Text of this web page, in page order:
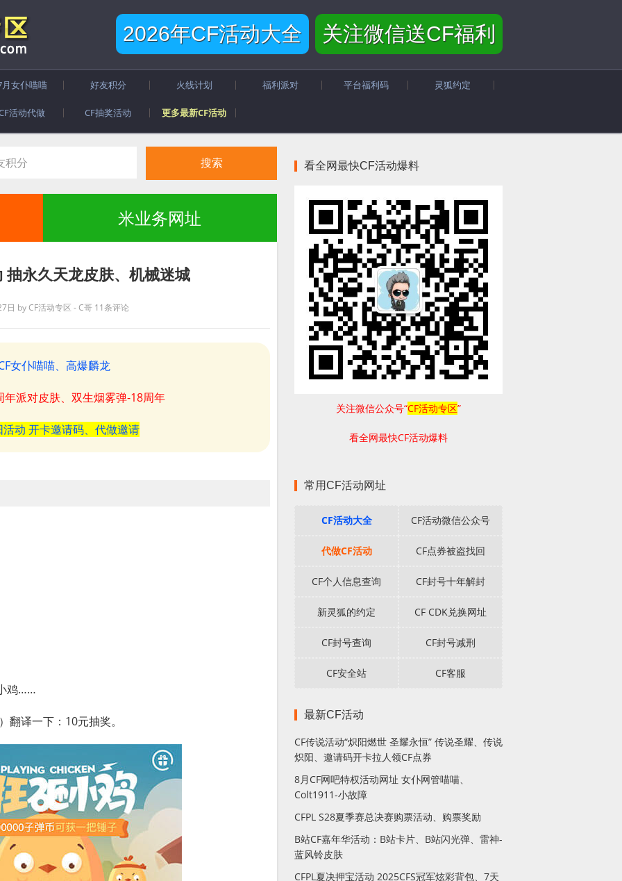
2026年CF活动大全 关注微信送CF福利
女仆喵喵 好友积分 火线计划 福利派对 平台福利码 灵狐约定
活动代做 CF抽奖活动 更多最新CF活动
米业务网址
抽永久天龙皮肤、机械迷城
日 byCF活动专区 - C哥 11条评论
女仆喵喵、高爆麟龙
年派对皮肤、双生烟雾弹-18周年
活动 开卡邀请码、代做邀请
鸡……
翻译一下：10元抽奖。
看全网最快CF活动爆料
关注微信公众号“CF活动专区”
看全网最快CF活动爆料
常用CF活动网址
CF活动大全 CF活动微信公众号
代做CF活动 CF点券被盗找回
CF个人信息查询 CF封号十年解封
新灵狐的约定 CF CDK兑换网址
CF封号查询 CF封号减刑
CF安全站 CF客服
最新CF活动
CF传说活动“炽阳燃世 圣耀永恒” 传说圣耀、传说
炽阳、邀请码开卡拉人领CF点券
8月CF网吧特权活动网址 女仆网管喵喵、
Colt1911-小故障
CFPL S28夏季赛总决赛购票活动、购票奖励
B站CF嘉年华活动：B站卡片、B站闪光弹、雷神-
蓝风铃皮肤
CFPL夏决押宝活动 2025CFS冠军炫彩背包、7天